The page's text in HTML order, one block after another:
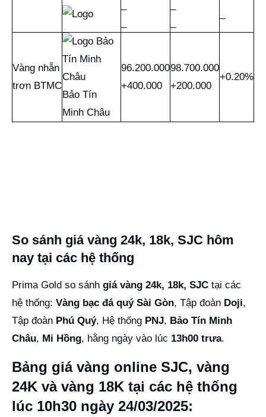
Vàng nhẫn
trơn BTMC
Bảo Tín
Minh Châu
96.200.000
+400.000
98.700.000
+200.000
+0.20%
So sánh giá vàng 24k, 18k, SJC hôm
nay tại các hệ thống
Prima Gold so sánh giá vàng 24k, 18k, SJC tại các
hệ thống: Vàng bạc đá quý Sài Gòn, Tập đoàn Doji,
Tập đoàn Phú Quý, Hệ thống PNJ, Bảo Tín Minh
Châu, Mi Hồng, hằng ngày vào lúc 13h00 trưa.
Bảng giá vàng online SJC, vàng
24K và vàng 18K tại các hệ thống
lúc 10h30 ngày 24/03/2025: